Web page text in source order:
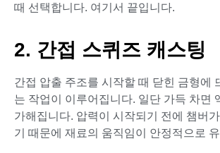
때 선택합니다. 여기서 끝입니다.
2. 간접 스퀴즈 캐스팅
간접 압출 주조를 시작할 때 닫힌 금형에
는 작업이 이루어집니다. 일단 가득 차면
가해집니다. 압력이 시작되기 전에 챔버
기 때문에 재료의 움직임이 안정적으로